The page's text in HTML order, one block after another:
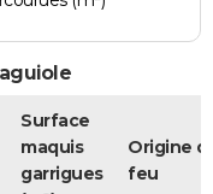
Surface
maquis
garrigues
Origine
feu